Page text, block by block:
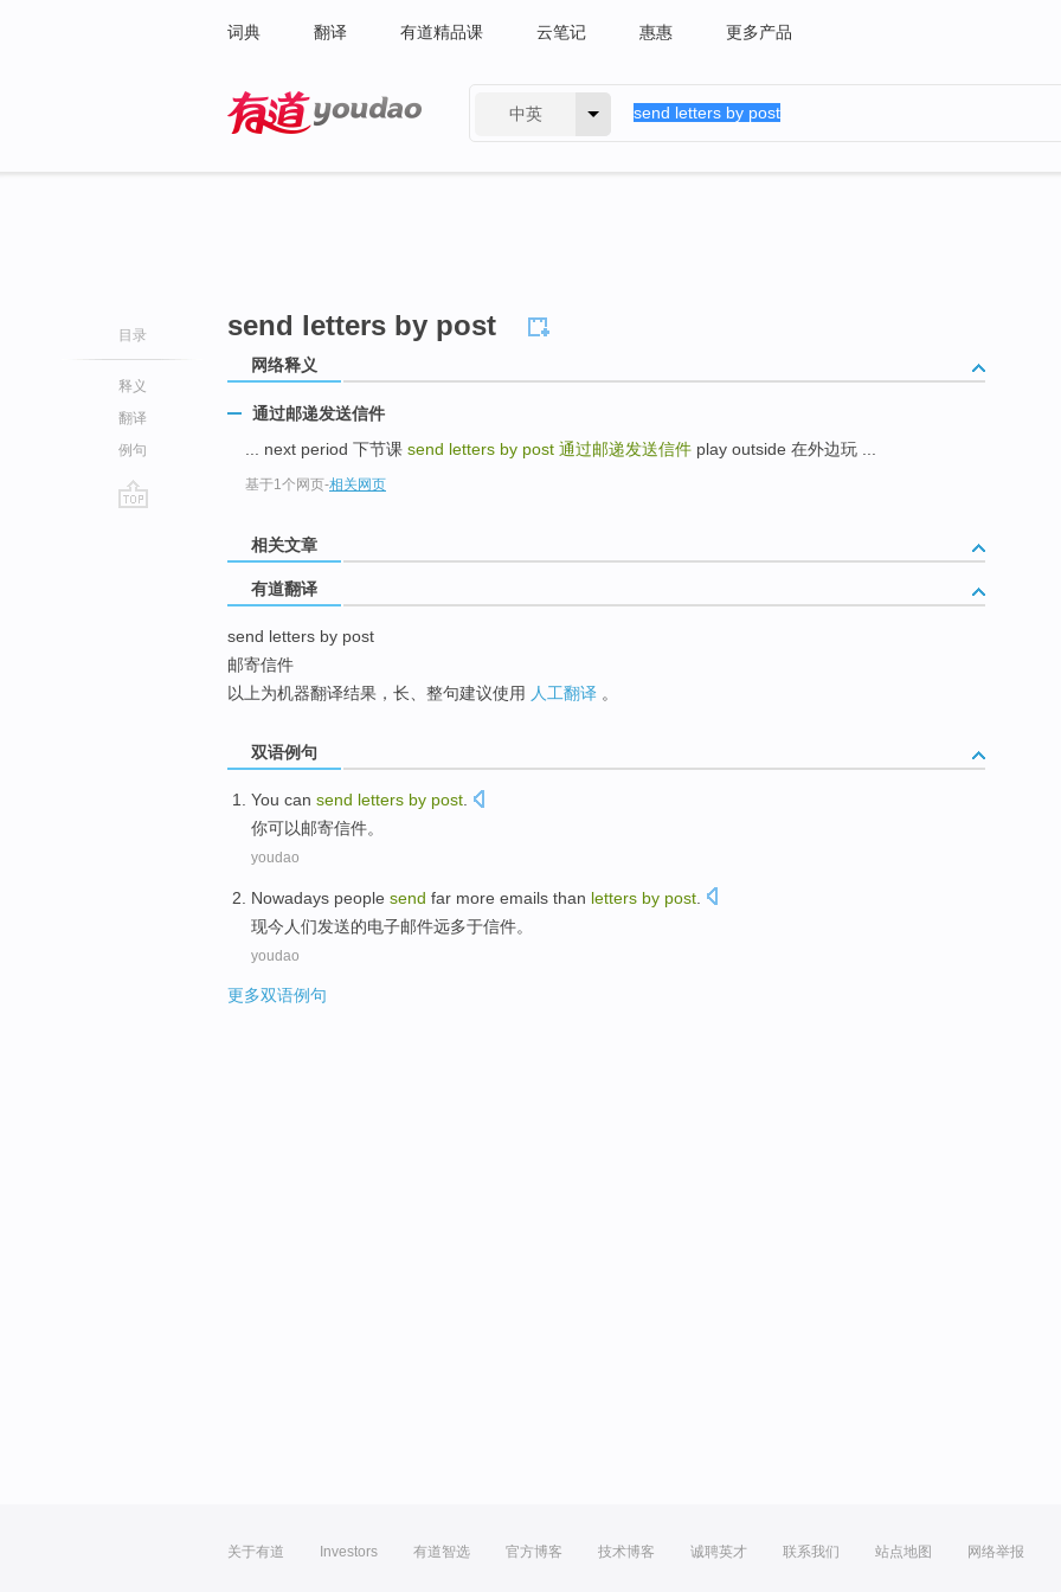
词典 翻译 有道精品课 云笔记 惠惠 更多产品
中英
目录
释义
翻译
例句
send letters by post
网络释义
通过邮递发送信件
... next period 下节课 send letters by post 通过邮递发送信件 play outside 在外边玩 ...
基于1个网页-相关网页
相关文章
有道翻译
send letters by post
邮寄信件
以上为机器翻译结果，长、整句建议使用 人工翻译 。
双语例句
You can send letters by post
你可以邮寄信件。
youdao
Nowadays people send far more emails than letters by post
现今 人们发送的电子邮件远多于信件。
youdao
更多双语例句
关于有道 Investors 有道智选 官方博客 技术博客 诚聘英才 联系我们 站点地图 网络举报